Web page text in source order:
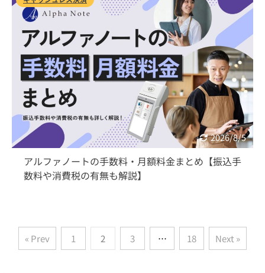
2026/8/5
アルファノートの手数料・月額料金まとめ【振込手
数料や消費税の有無も解説】
« Prev 1 2 3 … 18 Next »